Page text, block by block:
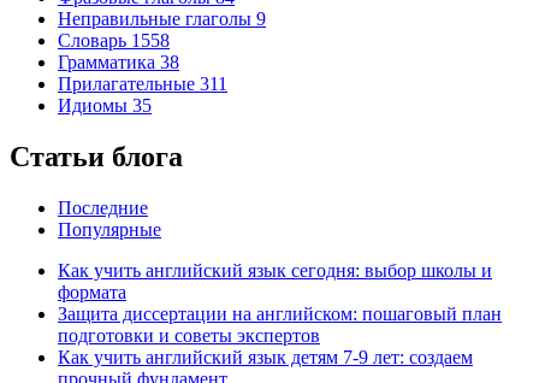
Неправильные глаголы 9
Словарь 1558
Грамматика 38
Прилагательные 311
Идиомы 35
Статьи блога
Последние
Популярные
Как учить английский язык сегодня: выбор школы и
формата
Защита диссертации на английском: пошаговый план
подготовки и советы экспертов
Как учить английский язык детям 7-9 лет: создаем
прочный фундамент